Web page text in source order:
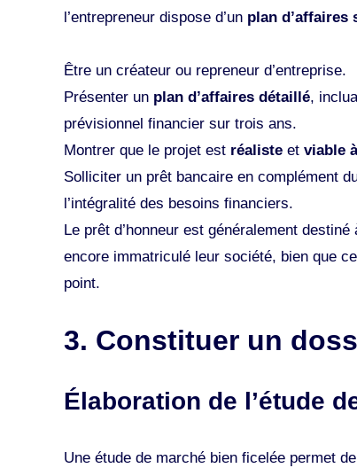
l’entrepreneur dispose d’un plan d’affaires
Être un créateur ou repreneur d’entreprise.
Présenter un plan d’affaires détaillé,
prévisionnel financier sur trois ans​.
Montrer que le projet est réaliste et viable
Solliciter un prêt bancaire en complément
l’intégralité des besoins financiers.
Le prêt d’honneur est généralement destiné
encore immatriculé leur société, bien que
point​​.
3. Constituer un
Élaboration de l’étude
Une étude de marché bien ficelée permet de